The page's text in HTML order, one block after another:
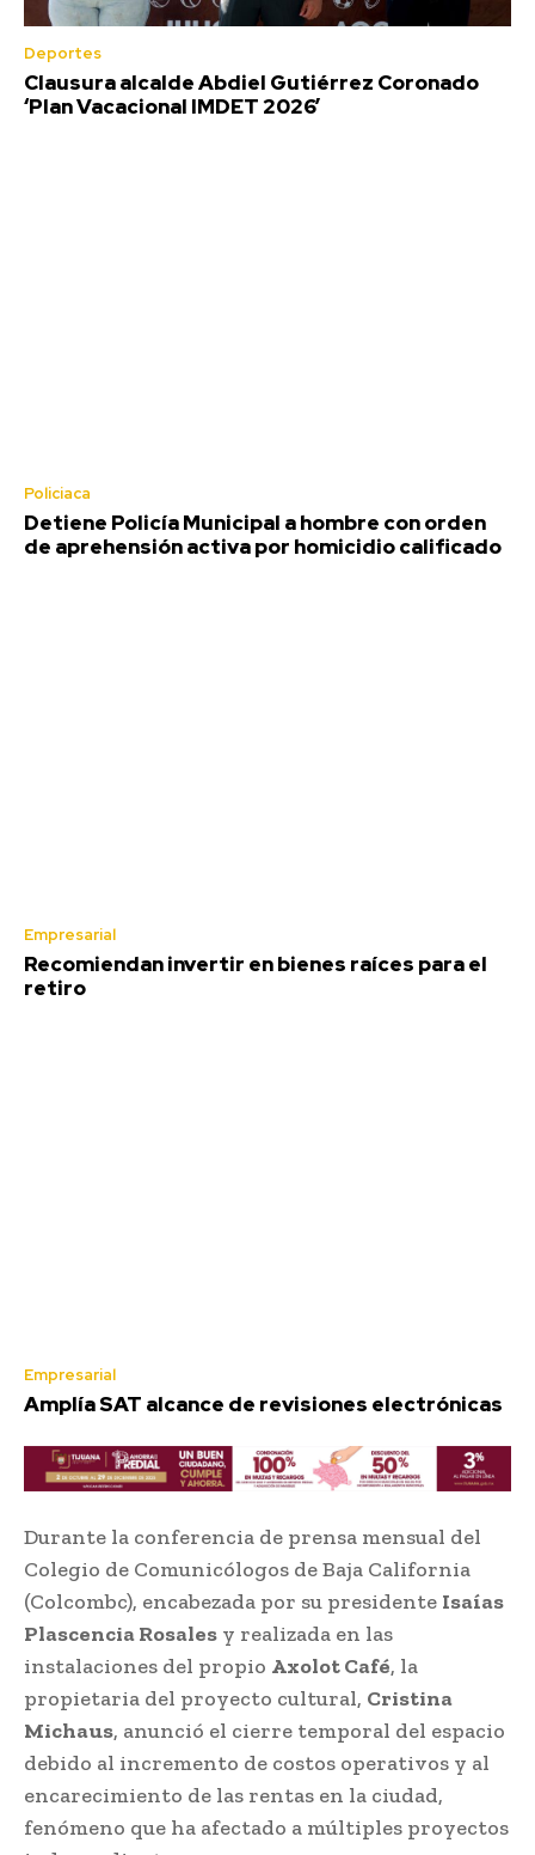
Deportes
Clausura alcalde Abdiel Gutiérrez Coronado
‘Plan Vacacional IMDET 2026’
Policiaca
Detiene Policía Municipal a hombre con orden
de aprehensión activa por homicidio calificado
Empresarial
Recomiendan invertir en bienes raíces para el
retiro
Empresarial
Amplía SAT alcance de revisiones electrónicas
Durante la conferencia de prensa mensual del
Colegio de Comunicólogos de Baja California
(Colcombc), encabezada por su presidente Isaías
Plascencia Rosales y realizada en las
instalaciones del propio Axolot Café, la
propietaria del proyecto cultural, Cristina
Michaus, anunció el cierre temporal del espacio
debido al incremento de costos operativos y al
encarecimiento de las rentas en la ciudad,
fenómeno que ha afectado a múltiples proyectos